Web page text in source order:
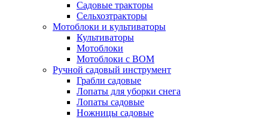
Садовые тракторы
Сельхозтракторы
Мотоблоки и культиваторы
Культиваторы
Мотоблоки
Мотоблоки с ВОМ
Ручной садовый инструмент
Грабли садовые
Лопаты для уборки снега
Лопаты садовые
Ножницы садовые